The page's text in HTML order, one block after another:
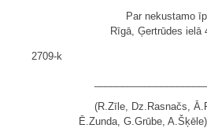
Par nekustamo
Rīgā, Ģertrūdes ielā
2709-k
(R.Zīle, Dz.Rasnačs,
Ē.Zunda, G.Grūbe, A.Šķēle)